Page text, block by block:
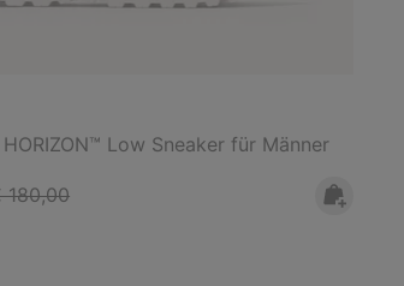
HORIZON™ Low Sneaker für Männer
price:
180,00